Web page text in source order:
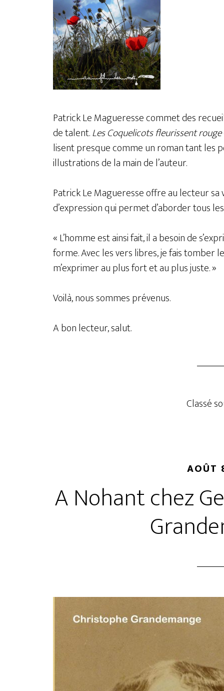
Patrick Le Magueresse commet des
de talent.Les Coquelicots fleurissent rouge
lisent presque comme un roman tant les
illustrations de la main de l’auteur.
Patrick Le Magueresse offre au lecteur sa
d’expression qui permet d’aborder tous
« L’homme est ainsi fait, il a besoin de
forme. Avec les vers libres, je fais tomber
m’exprimer au plus fort et au plus juste. »
Voilà, nous sommes prévenus.
A bon lecteur, salut.
Classé
AOÛT
A Nohant chez